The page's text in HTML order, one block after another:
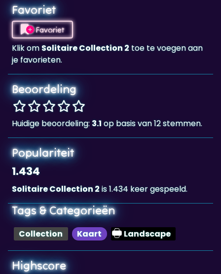
Favoriet
Favoriet
Klik omSolitaire Collection 2toe te voegen aan
je favorieten.
Beoordeling
Huidige beoordeling: 3.1op basis van 12 stemmen.
Populariteit
1.434
Solitaire Collection 2is 1.434 keer gespeeld.
Tags & Categorieën
Collection Kaart Landscape
Highscore